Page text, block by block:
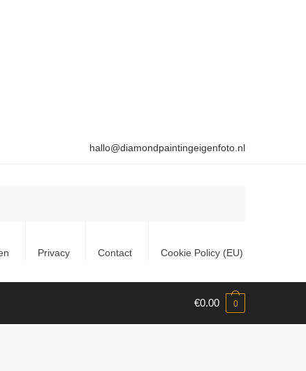
hallo@diamondpaintingeigenfoto.nl
Privacy Contact Cookie Policy (EU)
€0.00 0